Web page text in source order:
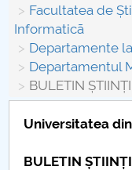
Despre Universitate
Centrul de
Facultatea de
Informaticã
Departamente
Departamentul
BULETIN
Universitatea
BULETIN